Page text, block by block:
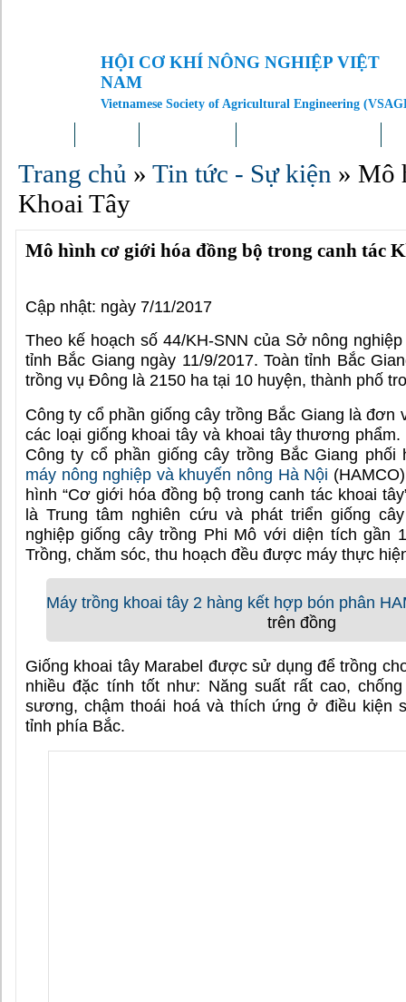
HỘI CƠ KHÍ NÔNG NGHIỆP VIỆT
NAM
Vietnamese Society of Agricultural Engineering
Trang chủ » Tin tức - Sự kiện » Mô
Khoai Tây
Mô hình cơ giới hóa đồng bộ trong canh tác
Cập nhật: ngày 7/11/2017
Theo kế hoạch số 44/KH-SNN của Sở nông
tỉnh Bắc Giang ngày 11/9/2017. Toàn tỉnh Bắc
trồng vụ Đông là 2150 ha tại 10 huyện, thành phố
Công ty cổ phần giống cây trồng Bắc Giang là đơn
các loại giống khoai tây và khoai tây thương
Công ty cổ phần giống cây trồng Bắc Giang
máy nông nghiệp và khuyến nông Hà Nội
hình “Cơ giới hóa đồng bộ trong canh tác khoai
là Trung tâm nghiên cứu và phát triển giống
nghiệp giống cây trồng Phi Mô với diện tích gần
Trồng, chăm sóc, thu hoạch đều được máy thực
Máy trồng khoai tây 2 hàng kết hợp bón phân
trên đồng
Giống khoai tây Marabel được sử dụng để trồng
nhiều đặc tính tốt như: Năng suất rất cao,
sương, chậm thoái hoá và thích ứng ở điều kiện
tỉnh phía Bắc.